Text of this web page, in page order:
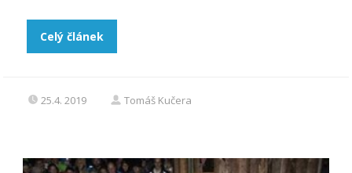
Celý článek
25.4. 2019 Tomáš Kučera